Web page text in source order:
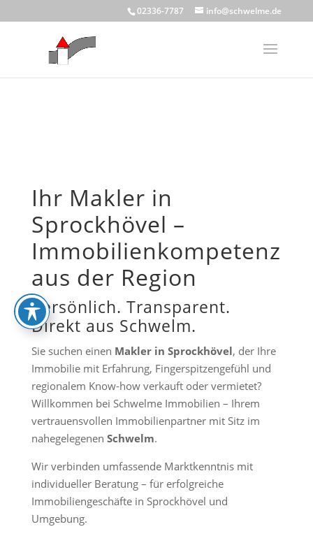
02336-7787 info@schwelme.de
Ihr Makler in
Sprockhövel –
Immobilienkompetenz
aus der Region
Persönlich. Transparent.
Direkt aus Schwelm.
Sie suchen einen Makler in Sprockhövel, der Ihre
Immobilie mit Erfahrung, Fingerspitzengefühl und
regionalem Know-how verkauft oder vermietet?
Willkommen bei Schwelme Immobilien – Ihrem
vertrauensvollen Immobilienpartner mit Sitz im
nahegelegenen Schwelm.
Wir verbinden umfassende Marktkenntnis mit
individueller Beratung – für erfolgreiche
Immobiliengeschäfte in Sprockhövel und
Umgebung.